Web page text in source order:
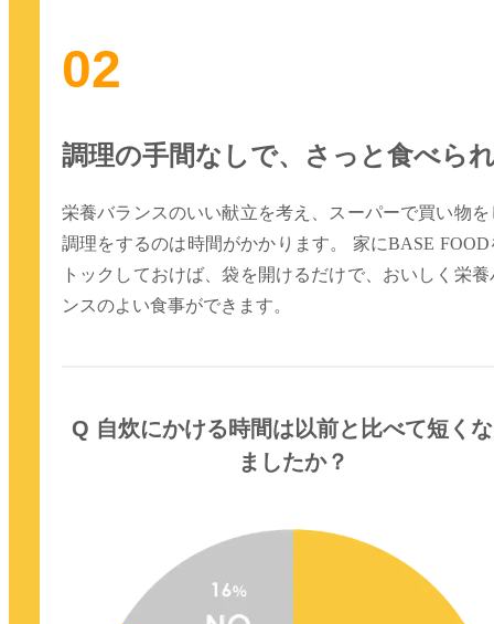
02
調理の手間なしで、さっと食べら
栄養バランスのいい献立を考え、スーパーで買い物を
調理をするのは時間がかかります。 家にBASE FOOD
トックしておけば、袋を開けるだけで、おいしく栄養
ンスのよい食事ができます。
Q 自炊にかける時間は以前と比べて短く
ましたか？